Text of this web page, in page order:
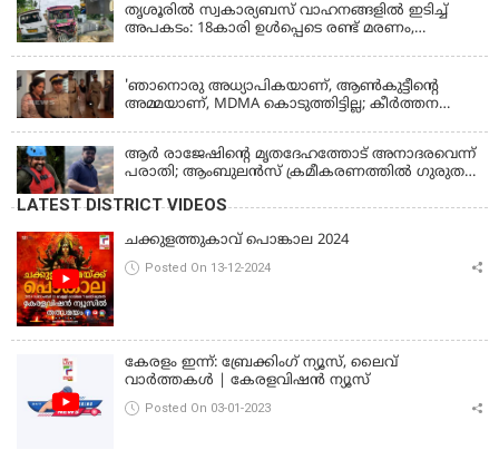
തൃശൂരിൽ സ്വകാര്യബസ് വാഹനങ്ങളില്‍ ഇടിച്ച്
അപകടം: 18കാരി ഉൾപ്പെടെ രണ്ട് മരണം,
'ഞാനൊരു അധ്യാപികയാണ്, ആണ്‍കുട്ടീന്റെ
അമ്മയാണ്‌, MDMA കൊടുത്തിട്ടില്ല; കീർത്തന
ആര്‍ രാജേഷിന്റെ മൃതദേഹത്തോട് അനാദരവെന്ന്
പരാതി; ആംബുലന്‍സ് ക്രമീകരണത്തില്‍ ഗുരുതര
ഫ്രീസര്‍ സംവിധാനം ഇല്ലാതെയെന്നും ആരോപണം
LATEST DISTRICT VIDEOS
ചക്കുളത്തുകാവ് പൊങ്കാല 2024
Posted On 13-12-2024
കേരളം ഇന്ന്: ബ്രേക്കിംഗ് ന്യൂസ്, ലൈവ്
വാർത്തകൾ | കേരളവിഷൻ ന്യൂസ്
Posted On 03-01-2023